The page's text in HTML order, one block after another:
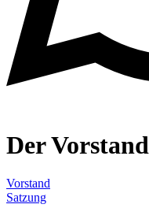
Der Vorstand
Vorstand
Satzung